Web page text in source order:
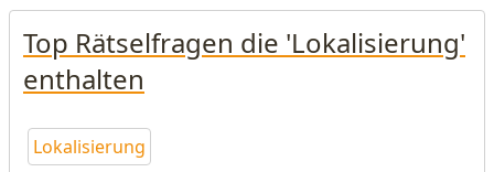
Top Rätselfragen die 'Lokalisierung'
enthalten
Lokalisierung